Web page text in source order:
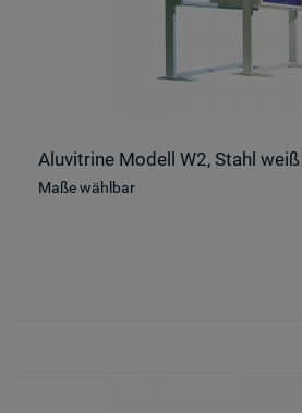
Aluvitrine Modell W2, Stahl weiß
Maße wählbar